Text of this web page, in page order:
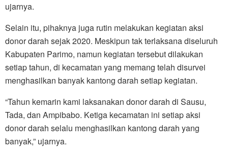
ujarnya.
Selain itu, pihaknya juga rutin melakukan kegiatan aksi
donor darah sejak 2020. Meskipun tak terlaksana diseluruh
Kabupaten Parimo, namun kegiatan tersebut dilakukan
setiap tahun, di kecamatan yang memang telah disurvei
menghasilkan banyak kantong darah setiap kegiatan.
“Tahun kemarin kami laksanakan donor darah di Sausu,
Tada, dan Ampibabo. Ketiga kecamatan ini setiap aksi
donor darah selalu menghasilkan kantong darah yang
banyak,” ujarnya.